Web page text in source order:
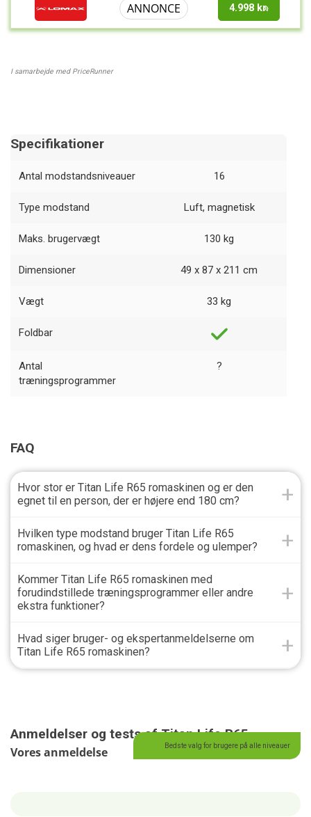
ANNONCE 4.998 kr.
I samarbejde med PriceRunner
Specifikationer
Antal modstandsniveauer 16
Type modstand Luft, magnetisk
Maks. brugervægt 130 kg
Dimensioner 49 x 87 x 211 cm
Vægt 33 kg
Foldbar
Antal
træningsprogrammer
?
FAQ
Hvor stor er Titan Life R65 romaskinen og er den
egnet til en person, der er højere end 180 cm?
Hvilken type modstand bruger Titan Life R65
romaskinen, og hvad er dens fordele og ulemper?
Kommer Titan Life R65 romaskinen med
forudindstillede træningsprogrammer eller andre
ekstra funktioner?
Hvad siger bruger- og ekspertanmeldelserne om
Titan Life R65 romaskinen?
Anmeldelser og tests af Titan Life R65
Vores anmeldelse Bedste valg for brugere på alle niveauer